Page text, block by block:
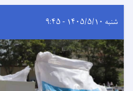
شنبه ۱۴۰۵/۵/۱۰ - ۹:۴۵